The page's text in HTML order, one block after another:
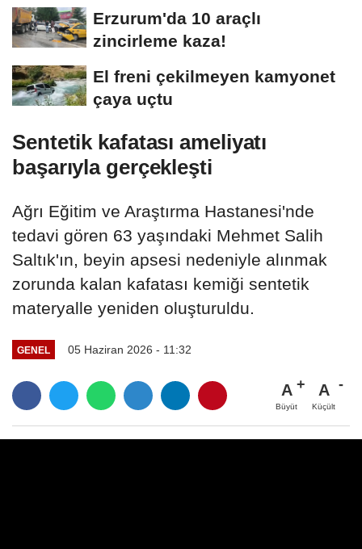
Erzurum'da 10 araçlı
zincirleme kaza!
El freni çekilmeyen kamyonet
çaya uçtu
Sentetik kafatası ameliyatı
başarıyla gerçekleşti
Ağrı Eğitim ve Araştırma Hastanesi'nde
tedavi gören 63 yaşındaki Mehmet Salih
Saltık'ın, beyin apsesi nedeniyle alınmak
zorunda kalan kafatası kemiği sentetik
materyalle yeniden oluşturuldu.
GENEL 05 Haziran 2026 - 11:32
A
Büyüt
A
Küçült